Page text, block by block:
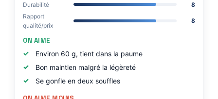
Durabilité
8
Rapport
qualité/prix
8
ON AIME
Environ 60 g, tient dans la paume
Bon maintien malgré la légèreté
Se gonfle en deux souffles